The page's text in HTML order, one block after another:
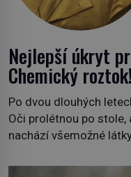
Nejlepší úkryt
Chemický roztok!
Po dvou dlouhých
Oči prolétnou po stole,
nachází všemožné
plán dokončit. Pod